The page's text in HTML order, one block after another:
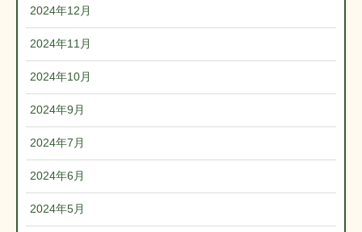
2024年12月
2024年11月
2024年10月
2024年9月
2024年7月
2024年6月
2024年5月